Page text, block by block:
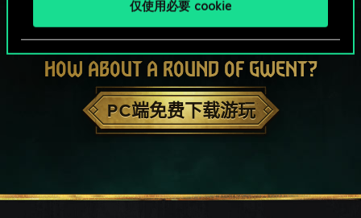
仅使用必要 cookie
HOW ABOUT A ROUND OF GWENT?
PC端免费下载游玩